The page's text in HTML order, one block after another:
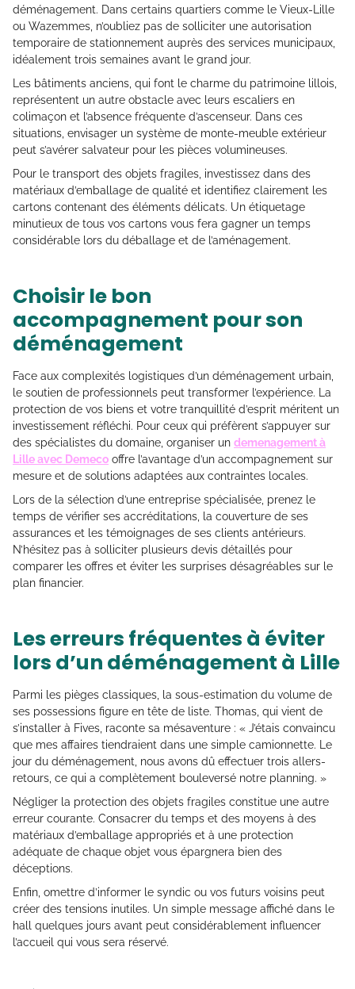
déménagement. Dans certains quartiers comme le Vieux-Lille
ou Wazemmes, n’oubliez pas de solliciter une autorisation
temporaire de stationnement auprès des services municipaux,
idéalement trois semaines avant le grand jour.
Les bâtiments anciens, qui font le charme du patrimoine lillois,
représentent un autre obstacle avec leurs escaliers en
colimaçon et l’absence fréquente d’ascenseur. Dans ces
situations, envisager un système de monte-meuble extérieur
peut s’avérer salvateur pour les pièces volumineuses.
Pour le transport des objets fragiles, investissez dans des
matériaux d’emballage de qualité et identifiez clairement les
cartons contenant des éléments délicats. Un étiquetage
minutieux de tous vos cartons vous fera gagner un temps
considérable lors du déballage et de l’aménagement.
Choisir le bon
accompagnement pour son
déménagement
Face aux complexités logistiques d’un déménagement urbain,
le soutien de professionnels peut transformer l’expérience. La
protection de vos biens et votre tranquillité d’esprit méritent un
investissement réfléchi. Pour ceux qui préfèrent s’appuyer sur
des spécialistes du domaine, organiser un demenagement à
Lille avec Demeco offre l’avantage d’un accompagnement sur
mesure et de solutions adaptées aux contraintes locales.
Lors de la sélection d’une entreprise spécialisée, prenez le
temps de vérifier ses accréditations, la couverture de ses
assurances et les témoignages de ses clients antérieurs.
N’hésitez pas à solliciter plusieurs devis détaillés pour
comparer les offres et éviter les surprises désagréables sur le
plan financier.
Les erreurs fréquentes à éviter
lors d’un déménagement à Lille
Parmi les pièges classiques, la sous-estimation du volume de
ses possessions figure en tête de liste. Thomas, qui vient de
s’installer à Fives, raconte sa mésaventure : « J’étais convaincu
que mes affaires tiendraient dans une simple camionnette. Le
jour du déménagement, nous avons dû effectuer trois allers-
retours, ce qui a complètement bouleversé notre planning. »
Négliger la protection des objets fragiles constitue une autre
erreur courante. Consacrer du temps et des moyens à des
matériaux d’emballage appropriés et à une protection
adéquate de chaque objet vous épargnera bien des
déceptions.
Enfin, omettre d’informer le syndic ou vos futurs voisins peut
créer des tensions inutiles. Un simple message affiché dans le
hall quelques jours avant peut considérablement influencer
l’accueil qui vous sera réservé.